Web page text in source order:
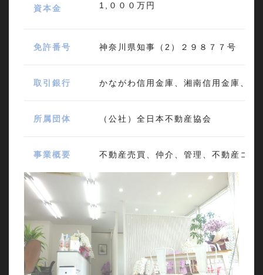
資本金 1,０００万円
免許番号 神奈川県知事（2）２９８７７号
取引銀行 かながわ信用金庫、湘南信用金庫、横
所属団体 （公社）全日本不動産協会
事業概要 不動産売買、仲介、管理、不動産コン